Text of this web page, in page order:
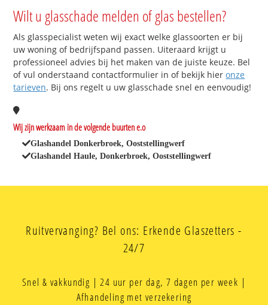
Wilt u glasschade melden of glas bestellen?
Als glasspecialist weten wij exact welke glassoorten er bij
uw woning of bedrijfspand passen. Uiteraard krijgt u
professioneel advies bij het maken van de juiste keuze. Bel
of vul onderstaand contactformulier in of bekijk hieronze
tarieven. Bij ons regelt u uw glasschade snel en eenvoudig!
Wij zijn werkzaam in de volgende buurten e.o
Glashandel Donkerbroek, Ooststellingwerf
Glashandel Haule, Donkerbroek, Ooststellingwerf
Ruitvervanging? Bel ons: Erkende Glaszetters -
24/7
Snel & vakkundig | 24 uur per dag, 7 dagen per week |
Afhandeling met verzekering